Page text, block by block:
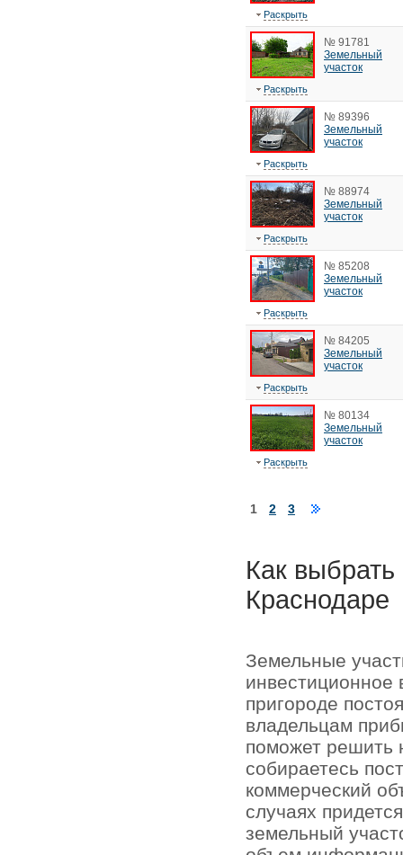
Раскрыть
№ 91781
Земельный
участок
Раскрыть
№ 89396
Земельный
участок
Раскрыть
№ 88974
Земельный
участок
Раскрыть
№ 85208
Земельный
участок
Раскрыть
№ 84205
Земельный
участок
Раскрыть
№ 80134
Земельный
участок
Раскрыть
1 2 3
Как выбрать
Краснодаре
Земельные
инвестиционное
пригороде
владельцам
поможет решить
собираетесь
коммерческий
случаях
земельный